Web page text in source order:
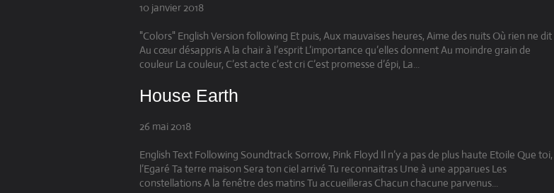
10 janvier 2018
"Colors" English Version following Et puis, Aux mauvaises heures, Aime des nuits Où rien ne dit
Au cœur désappris A la chair à l’esprit L’importance qu’elles donnent Au moindre grain de
couleur La couleur, C’est acte c’est cri C’est promesse d’épi, La...
House Earth
26 mai 2018
English Text Following Soundtrack Sorrow, Pink Floyd Il n’y a pas de plus haute Etoile Que toi,
l’Egaré Ta terre maison Sera ton ciel arrivé Tu reconnaitras Une à une apparues Les
constellations A la fenêtre des matins Tu accueilleras Chacun chacune parvenus...